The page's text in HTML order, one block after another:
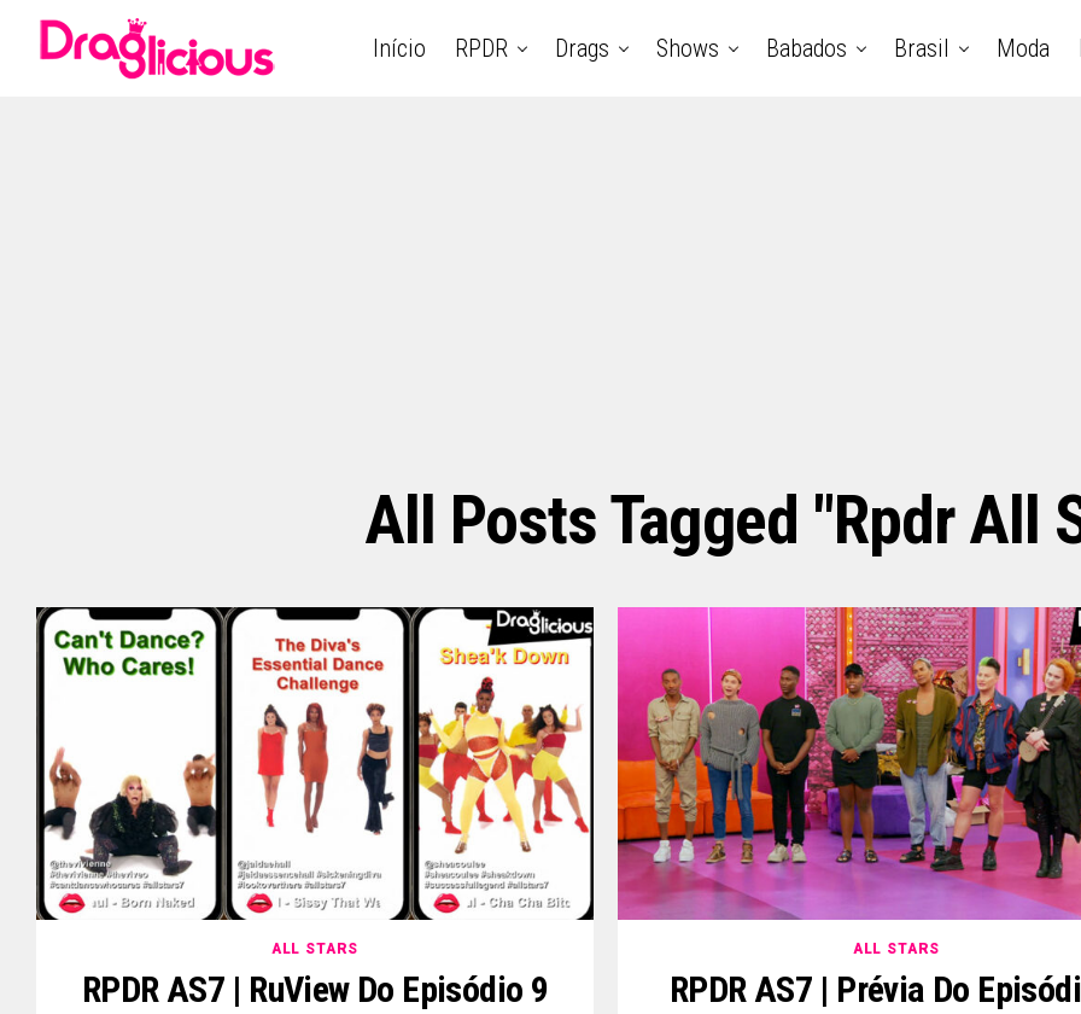
Início RPDR Drags Shows Babados Brasil Moda
All Posts Tagged "rpdr All
ALL STARS
RPDR AS7 | RuView Do Episódio 9
ALL STARS
RPDR AS7 | Prévia Do